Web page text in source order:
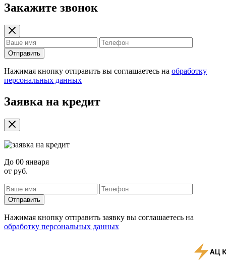
Закажите звонок
Отправить
Нажимая кнопку отправить вы соглашаетесь на обработку
персональных данных
Заявка на кредит
До 00 января
от руб.
Отправить
Нажимая кнопку отправить заявку вы соглашаетесь на
обработку персональных данных